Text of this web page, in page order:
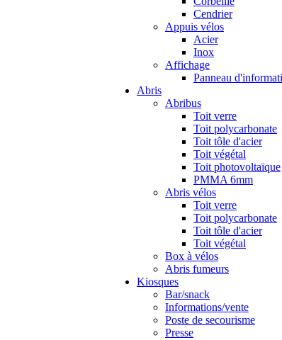
Cendrier
Appuis vélos
Acier
Inox
Affichage
Panneau
Abris
Abribus
Toit verre
Toit polycarbonate
Toit tôle d'acier
Toit végétal
Toit photovoltaïque
PMMA 6mm
Abris vélos
Toit verre
Toit polycarbonate
Toit tôle d'acier
Toit végétal
Box à vélos
Abris fumeurs
Kiosques
Bar/snack
Informations/vente
Poste de secourisme
Presse